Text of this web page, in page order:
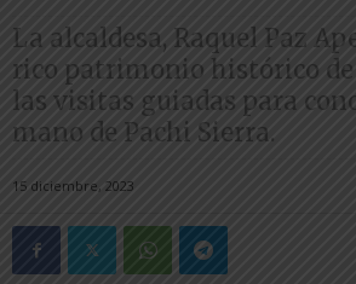
La alcaldesa, Raquel Paz
rico patrimonio histórico
las visitas guiadas para
mano de Pachi Sierra.
15 diciembre, 2023